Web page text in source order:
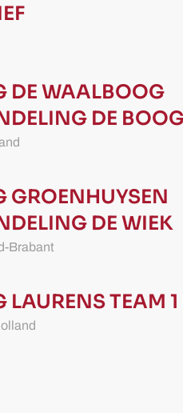
DE WAALBOOG
DE
GROENHUYSEN
DE WIEK
Brabant
LAURENSTEAM